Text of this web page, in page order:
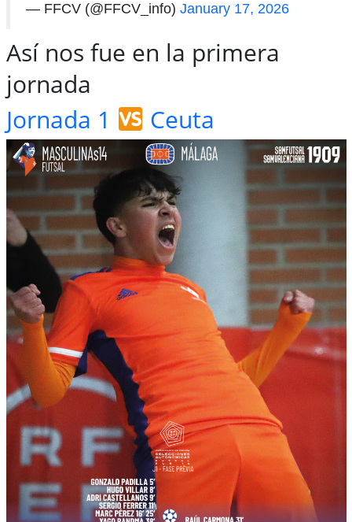
— FFCV (@FFCV_info) January 17, 2026
Así nos fue en la primera
jornada
Jornada 1
Ceuta